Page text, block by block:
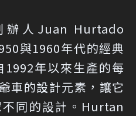
人Juan Hurtado
與1960年代的經典
年以來生產的每
車的設計元素，讓它
同的設計。Hurtan